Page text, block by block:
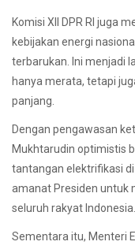
Komisi XII DPR RI juga
kebijakan energi
terbarukan. Ini menjadi
hanya merata, tetapi
panjang.
Dengan pengawasan
Mukhtarudin optimistis
tantangan elektrifikasi
amanat Presiden untuk
seluruh rakyat Indonesia.
Sementara itu, Menteri